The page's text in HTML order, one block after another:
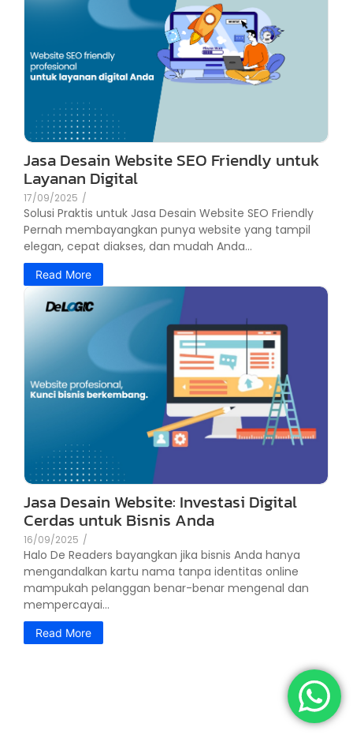
Jasa Desain Website SEO Friendly untuk
Layanan Digital
17/09/2025 /
Solusi Praktis untuk Jasa Desain Website SEO Friendly
Pernah membayangkan punya website yang tampil
elegan, cepat diakses, dan mudah Anda...
Read More
Jasa Desain Website: Investasi Digital
Cerdas untuk Bisnis Anda
16/09/2025 /
Halo De Readers bayangkan jika bisnis Anda hanya
mengandalkan kartu nama tanpa identitas online
mampukah pelanggan benar-benar mengenal dan
mempercayai...
Read More